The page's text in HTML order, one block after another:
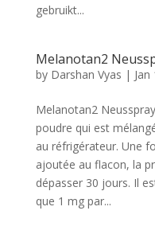
gebruikt...
Melanotan2
by Darshan Vyas |
Melanotan2
poudre qui est
au réfrigérateur. Une
ajoutée au flacon, la
dépasser 30 jours. Il
que 1 mg par...